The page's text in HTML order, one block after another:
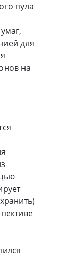
пула
для
на